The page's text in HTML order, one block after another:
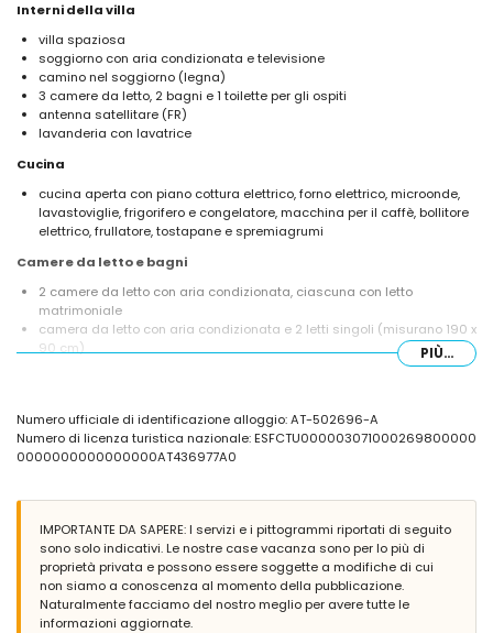
Interni della villa
villa spaziosa
soggiorno con aria condizionata e televisione
camino nel soggiorno (legna)
3 camere da letto, 2 bagni e 1 toilette per gli ospiti
antenna satellitare (FR)
lavanderia con lavatrice
Cucina
cucina aperta con piano cottura elettrico, forno elettrico, microonde,
lavastoviglie, frigorifero e congelatore, macchina per il caffè, bollitore
elettrico, frullatore, tostapane e spremiagrumi
Camere da letto e bagni
2 camere da letto con aria condizionata, ciascuna con letto
matrimoniale
camera da letto con aria condizionata e 2 letti singoli (misurano 190 x
90 cm)
lotto grande e recintato
piscina privata che misura 12m x 5m e profonda 2m
bellissimo giardino con prato, ghiaia, alberi e mobili da giardino con
3 terrazze, di cui 1 coperta
barbecue
zona soggiorno esterna e zona pranzo esterna
4 posti auto privati
Ulteriori informazioni
città più vicina: Jávea (entro 4 chilometri dalla villa)
PIÙ...
Numero ufficiale di identificazione alloggio: AT-502696-A
Numero di licenza turistica nazionale: ESFCTU000003071000269800000
0000000000000000AT436977A0
IMPORTANTE DA SAPERE: I servizi e i pittogrammi riportati di seguito
sono solo indicativi. Le nostre case vacanza sono per lo più di
proprietà privata e possono essere soggette a modifiche di cui
non siamo a conoscenza al momento della pubblicazione.
Naturalmente facciamo del nostro meglio per avere tutte le
informazioni aggiornate.